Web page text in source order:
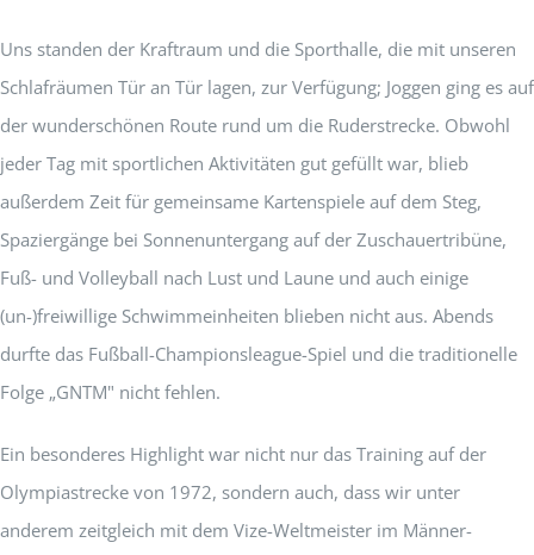
Uns standen der Kraftraum und die Sporthalle, die mit unseren
Schlafräumen Tür an Tür lagen, zur Verfügung; Joggen ging es auf
der wunderschönen Route rund um die Ruderstrecke. Obwohl
jeder Tag mit sportlichen Aktivitäten gut gefüllt war, blieb
außerdem Zeit für gemeinsame Kartenspiele auf dem Steg,
Spaziergänge bei Sonnenuntergang auf der Zuschauertribüne,
Fuß- und Volleyball nach Lust und Laune und auch einige
(un-)freiwillige Schwimmeinheiten blieben nicht aus. Abends
durfte das Fußball-Championsleague-Spiel und die traditionelle
Folge „GNTM" nicht fehlen.
Ein besonderes Highlight war nicht nur das Training auf der
Olympiastrecke von 1972, sondern auch, dass wir unter
anderem zeitgleich mit dem Vize-Weltmeister im Männer-